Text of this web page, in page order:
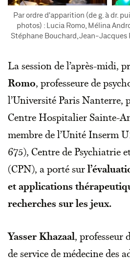
Par ordre d'apparition (de g. à dr.
photos) : Lucia Romo, Mélina
Stéphane Bouchard, Jean-Jacques
La session de l’après-midi,
Romo, professeure de
l’Université Paris Nanterre,
Centre Hospitalier Sainte-
membre de l’Unité Inserm
675), Centre de Psychiatrie
(CPN), a porté sur
et applications
recherches sur les jeux.
Yasser Khazaal, professeur
de service de médecine des